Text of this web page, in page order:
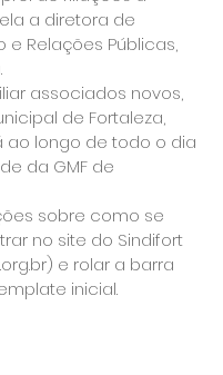
a diretora de
Relações Públicas,
associados novos,
de Fortaleza,
ao longo de todo o dia
da GMF de
sobre como se
no site do Sindifort
e rolar a barra
inicial.